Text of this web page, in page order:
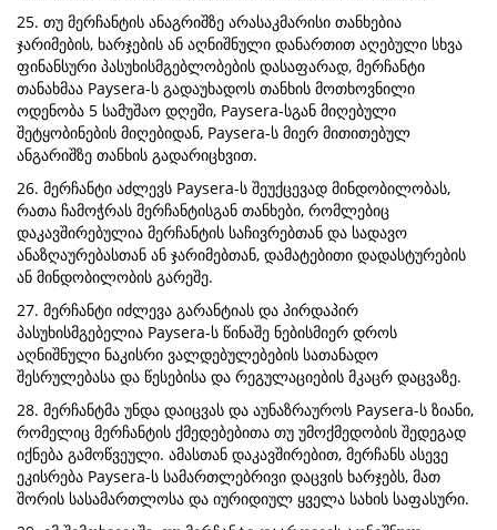
25. თუ მერჩანტის ანაგრიშზე არასაკმარისი თანხებია
ჯარიმების, ხარჯების ან აღნიშნული დანართით აღებული სხვა
ფინანსური პასუხისმგებლობების დასაფარად, მერჩანტი
თანახმაა Paysera-ს გადაუხადოს თანხის მოთხოვნილი
ოდენობა 5 სამუშაო დღეში, Paysera-სგან მიღებული
შეტყობინების მიღებიდან, Paysera-ს მიერ მითითებულ
ანგარიშზე თანხის გადარიცხვით.
26. მერჩანტი აძლევს Paysera-ს შეუქცევად მინდობილობას,
რათა ჩამოჭრას მერჩანტისგან თანხები, რომლებიც
დაკავშირებულია მერჩანტის საჩივრებთან და სადავო
ანაზღაურებასთან ან ჯარიმებთან, დამატებითი დადასტურების
ან მინდობილობის გარეშე.
27. მერჩანტი იძლევა გარანტიას და პირდაპირ
პასუხისმგებელია Paysera-ს წინაშე ნებისმიერ დროს
აღნიშნული ნაკისრი ვალდებულებების სათანადო
შესრულებასა და წესებისა და რეგულაციების მკაცრ დაცვაზე.
28. მერჩანტმა უნდა დაიცვას და აუნაზრაუროს Paysera-ს ზიანი,
რომელიც მერჩანტის ქმედებებითა თუ უმოქმედობის შედეგად
იქნება გამოწვეული. ამასთან დაკავშირებით, მერჩანს ასევე
ეკისრება Paysera-ს სამართლებრივი დაცვის ხარჯებს, მათ
შორის სასამართლოსა და იურიდიულ ყველა სახის საფასური.